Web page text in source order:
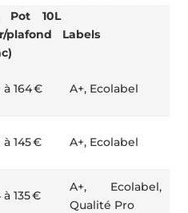
Pot 10L
plafond
Labels
à 164 € A+, Ecolabel
à 145 € A+, Ecolabel
à 135 €
A+, Ecolabel,
Qualité Pro